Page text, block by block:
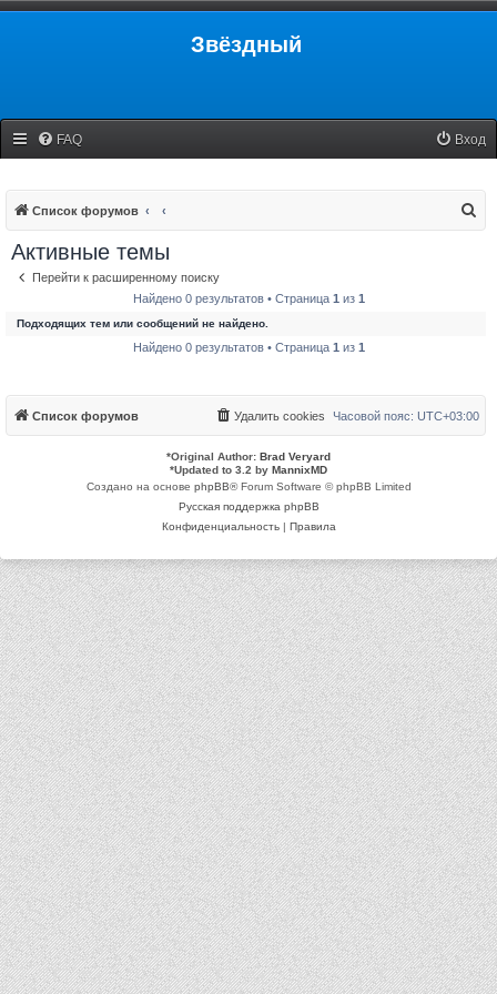
Звёздный
FAQ Вход
Список форумов
Активные темы
Перейти к расширенному поиску
Найдено 0 результатов • Страница 1 из 1
Подходящих тем или сообщений не найдено.
Найдено 0 результатов • Страница 1 из 1
Список форумов Часовой пояс: UTC+03:00
Удалить cookies
*Original Author: Brad Veryard
*Updated to 3.2 by MannixMD
Создано на основе phpBB® Forum Software © phpBB Limited
Русская поддержка phpBB
Конфиденциальность| Правила